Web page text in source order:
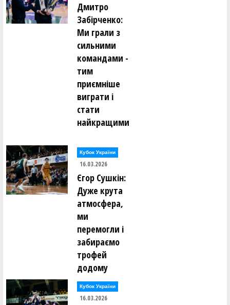
Дмитро
Забірченко:
Ми грали з
сильними
командами -
тим
приємніше
виграти і
стати
найкращими
Кубок України
16.03.2026
Єгор Сушкін:
Дуже крута
атмосфера,
ми
перемогли і
забираємо
трофей
додому
Кубок України
16.03.2026